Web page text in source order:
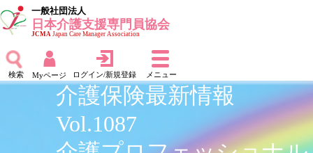
一般社団法人
日本介護支援専門員協会
JCMAJapan Care Manager Association
検索 Myページ ログイン/新規登録 メニュー
介護保険最新情報
Vol.1087